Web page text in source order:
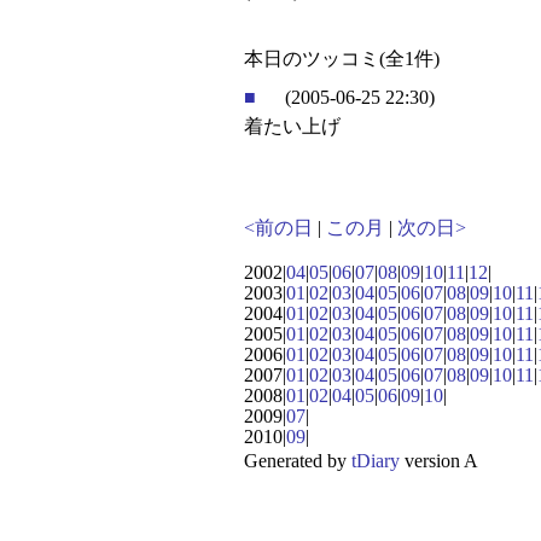
本日のツッコミ(全1件)
■
(2005-06-25 22:30)
着たい上げ
<前の日 | この月 | 次の日>
2002|04|05|06|07|08|09|10|11 |12|
2003|01 |02|03|04|05|06|07|08|09|10|11 |
2004|01 |02|03|04|05|06|07|08|09|10|11 |
2005|01 |02|03|04|05|06|07|08|09|10|11 |
2006|01 |02|03|04|05|06|07|08|09|10|11 |
2007|01 |02|03|04|05|06|07|08|09|10|11 |
2008|01 |02|04|05|06|09|10|
2009|07|
2010|09|
Generated by tDiaryversion A